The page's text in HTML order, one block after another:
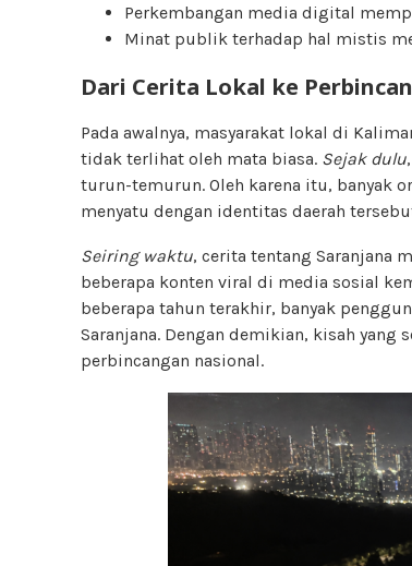
Perkembangan media digital
Minat publik terhadap hal mistis
Dari Cerita Lokal ke
Pada awalnya, masyarakat lokal di
tidak terlihat oleh mata biasa. Sejak dulu
turun-temurun. Oleh karena itu, banyak
menyatu dengan identitas daerah
Seiring waktu, cerita tentang Saranjana
beberapa konten viral di media sosial
beberapa tahun terakhir, banyak
Saranjana. Dengan demikian, kisah
perbincangan nasional.